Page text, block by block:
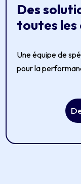
Des
toutes les
Une équipe de
pour la